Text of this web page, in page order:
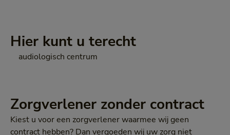
Hier kunt u terecht
audiologisch centrum
Zorgverlener zonder contract
Kiest u voor een zorgverlener waarmee wij geen
contract hebben? Dan vergoeden wij uw zorg niet